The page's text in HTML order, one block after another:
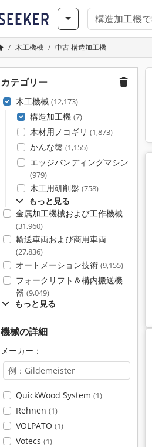
木工機械 中古 構造加工機
カテゴリー
木工機械 (12,173)
構造加工機 (7)
木材用ノコギリ (1,873)
かんな盤 (1,155)
エッジバンディングマシン
(979)
木工用研削盤 (758)
もっと見る
金属加工機械および工作機械
(31,960)
輸送車両および商用車両
(27,836)
オートメーション技術 (9,155)
フォークリフト＆構内搬送機
器 (9,049)
もっと見る
機械の詳細
メーカー：
QuickWood System (1)
Rehnen (1)
VOLPATO (1)
Votecs (1)